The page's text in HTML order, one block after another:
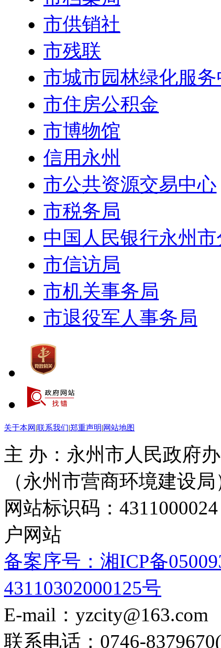
市供销社
市残联
市城市园林绿化服
市住房公积金
市博物馆
信用永州
市公共资源交易中心
市税务局
中国人民银行永州
市信访局
市机关事务局
市退役军人事务局
关于本网 |联系我们|郑重声明|网站地图
主 办：永州市人民政府
（永州市营商环境建设局
网站标识码：
户网站
备案序号：湘ICP备
43110302000125号
E-mail：yzcity@163.com
联系电话：0746-